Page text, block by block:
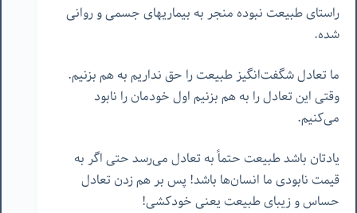
راستای طبیعت نبوده منجر به بیماریهای جسمی و روانی
شده.
ما تعادل شگفت‌انگیز طبیعت را حق نداریم به هم بزنیم.
وقتی این تعادل را به هم بزنیم اول خودمان را نابود
می‌کنیم.
یادتان باشد طبیعت حتماً به تعادل می‌رسد حتی اگر به
قیمت نابودی ما انسان‌ها باشد! پس بر هم زدن تعادل
حساس و زیبای طبیعت یعنی خودکشی!